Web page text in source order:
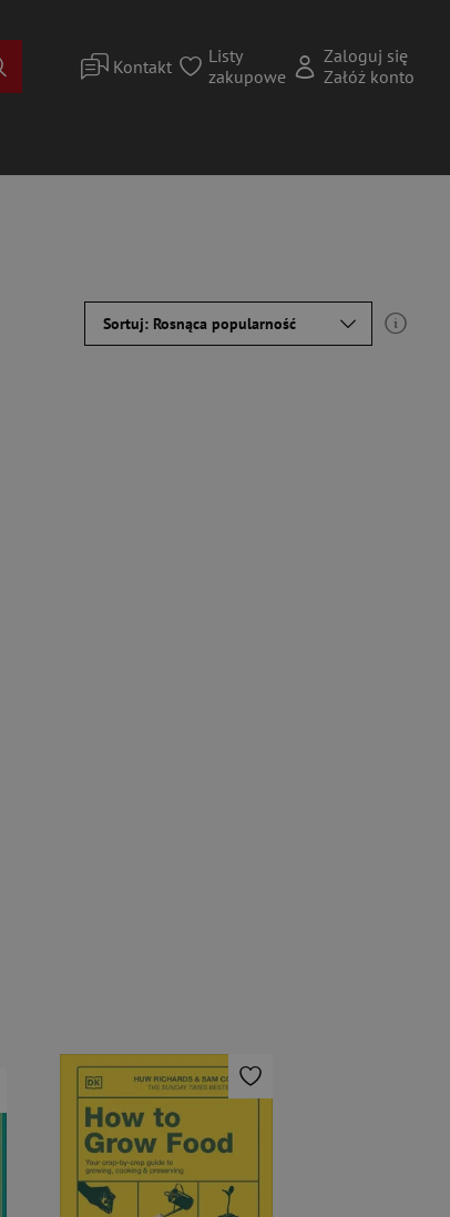
Kontakt
Listy
zakupowe
Zaloguj się
Załóż konto
Sortuj: Rosnąca popularność